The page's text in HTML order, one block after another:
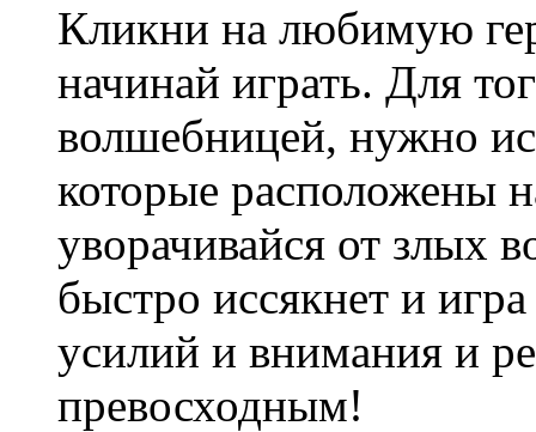
Кликни на любимую
начинай играть. Для
волшебницей, нужно
которые расположены
уворачивайся от злых
быстро иссякнет и
усилий и внимания и
превосходным!